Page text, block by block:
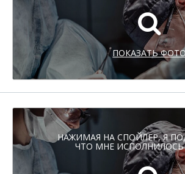
ПОКАЗАТЬ
НАЖИМАЯ НА СПОЙЛЕР, Я
ЧТО МНЕ ИСПОЛНИЛОСЬ